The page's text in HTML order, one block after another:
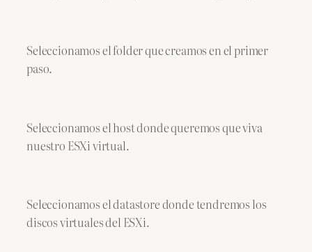
Seleccionamos el folder que creamos en el primer
paso.
Seleccionamos el host donde queremos que viva
nuestro ESXi virtual.
Seleccionamos el datastore donde tendremos los
discos virtuales del ESXi.